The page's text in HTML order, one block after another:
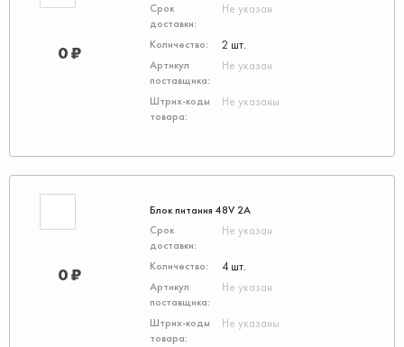
Не указан
2 шт.
Не указан
Не указаны
0 ₽
Блок питания 48V 2A
Не указан
4 шт.
Не указан
Не указаны
0 ₽